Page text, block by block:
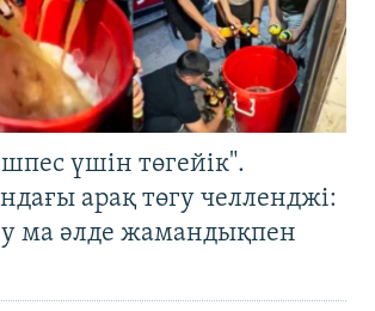
үшін төгейік".
арақ төгу челленджі:
ма әлде жамандықпен